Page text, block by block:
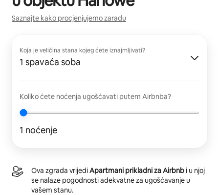
Saznajte kako procjenjujemo zaradu
Koja je veličina stana kojeg ćete iznajmljivati?
1 spavaća soba
Koliko ćete noćenja ugošćavati putem Airbnba?
1 noćenje
Ova zgrada vrijediApartmani prikladni za Airbnb i u njoj
se nalaze pogodnosti adekvatne za ugošćavanje u
vašem stanu.